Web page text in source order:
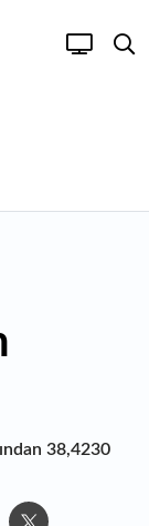
38,4230